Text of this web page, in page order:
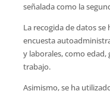
señalada como la
La recogida de datos
encuesta
y laborales, como
trabajo.
Asimismo, se ha